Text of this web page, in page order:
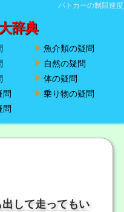
パトカーの制限速度
辞典
魚介類の疑問
自然の疑問
体の疑問
問
乗り物の疑問
問
して走ってもい